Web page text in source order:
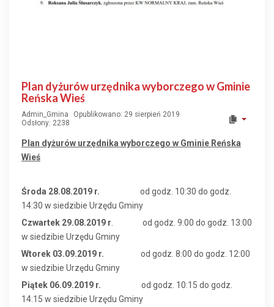
Plan dyżurów urzędnika wyborczego w Gminie
Reńska Wieś
Admin_Gmina
Opublikowano: 29 sierpień 2019
Odsłony: 2238
Plan dyżurów urzędnika wyborczego w Gminie Reńska
Wieś
Środa 28.08.2019 r. od godz. 10:30 do godz.
14:30 w siedzibie Urzędu Gminy
Czwartek 29.08.2019 r . od godz. 9:00 do godz. 13:00
w siedzibie Urzędu Gminy
Wtorek 03.09.2019 r. od godz. 8:00 do godz. 12:00
w siedzibie Urzędu Gminy
Piątek 06.09.2019 r. od godz. 10:15 do godz.
14:15 w siedzibie Urzędu Gminy